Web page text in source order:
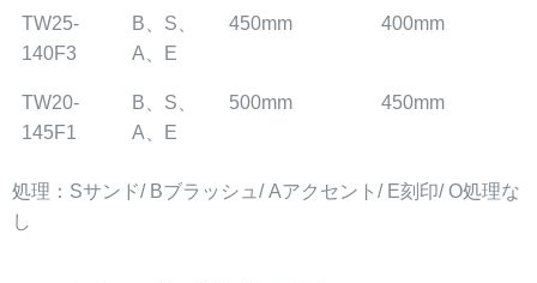
TW25-
140F3
B、S、
A、E
450mm 400mm
TW20-
145F1
B、S、
A、E
500mm 450mm
処理：Sサンド/ Bブラッシュ/ Aアクセント/ E刻印/ O処理な
し